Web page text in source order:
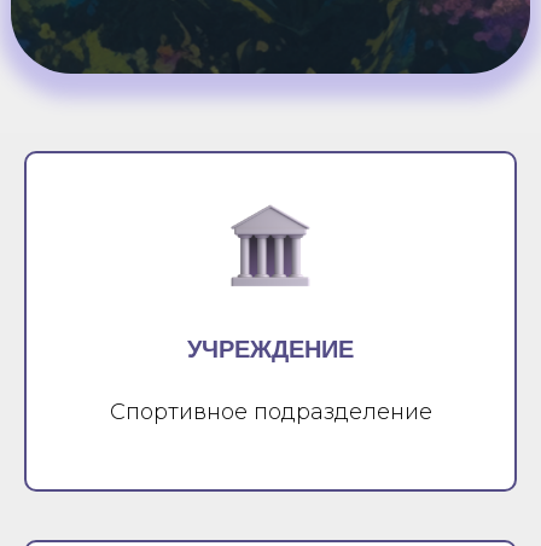
УЧРЕЖДЕНИЕ
Спортивное подразделение